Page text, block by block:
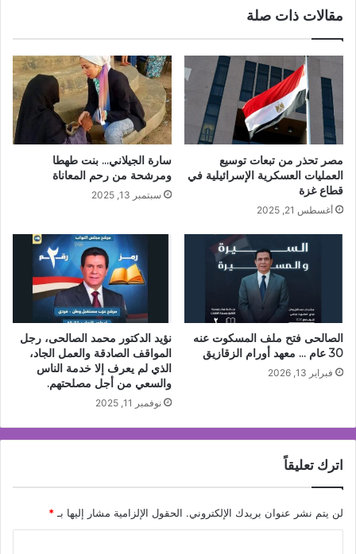
مقالات ذات صلة
مصر تحذر من تبعات توسيع
العمليات العسكرية الإسرائيلية في
قطاع غزة
أغسطس 21, 2025
سارة الجيلاني… بنت طهطا
ومرشحة من رحم المعاناة
سبتمبر 13, 2025
الصالحى فتح ملف المسكوت عنه
30 عام … معهد أورام الزقازيق
فبراير 13, 2026
نؤيد الدكتور محمد الصالحى، رجل
المواقف الصادقة والعمل الجاد،
الذي لم يعرف إلا خدمة الناس
والسعي من أجل مصلحتهم.
نوفمبر 11, 2025
اترك تعليقاً
لن يتم نشر عنوان بريدك الإلكتروني. الحقول الإلزامية مشار إليها بـ*